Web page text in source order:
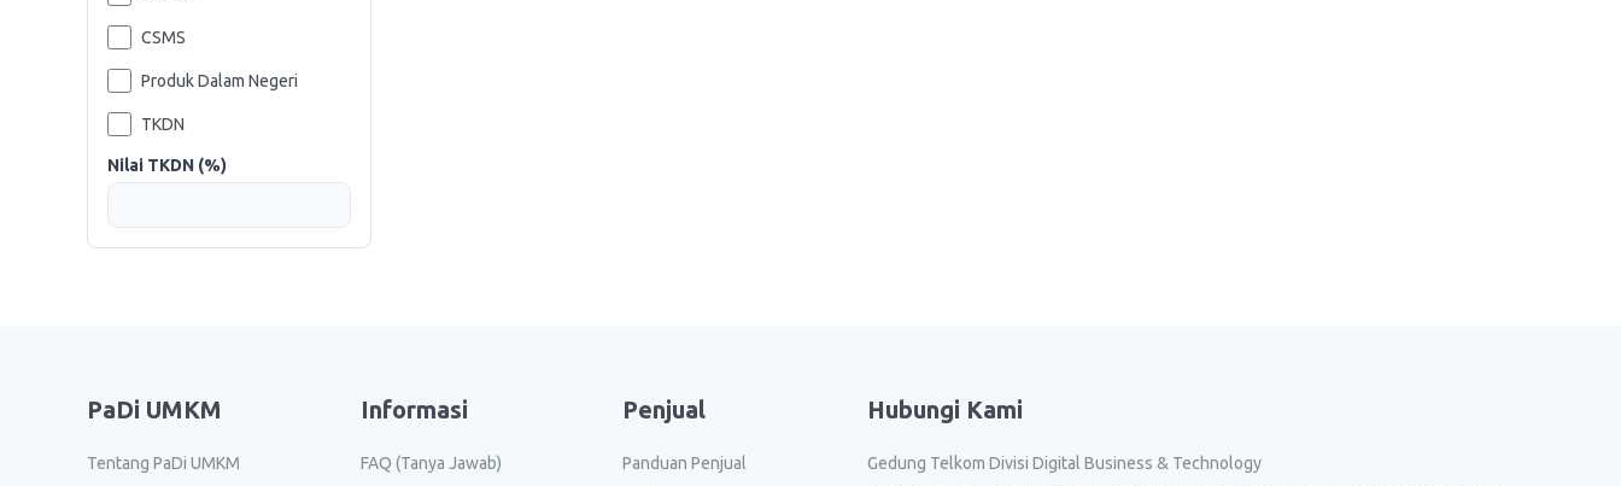
CSMS
Produk Dalam Negeri
TKDN
Nilai TKDN (%)
PaDi UMKM
Tentang PaDi UMKM
Informasi
FAQ (Tanya Jawab)
Penjual
Panduan Penjual
Hubungi Kami
Gedung Telkom Divisi Digital Business & Technology